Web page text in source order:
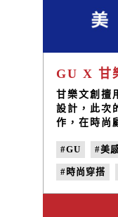
甘樂文創擅
設計，此次
作，在時尚
#GU
#美
#時尚穿搭
#跨界合作